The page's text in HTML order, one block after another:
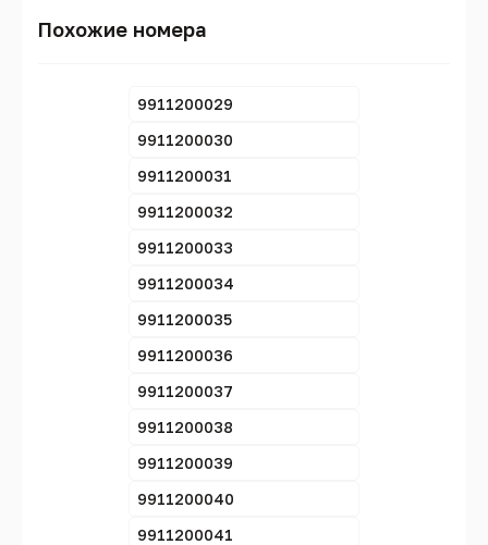
Похожие номера
9911200029
9911200030
9911200031
9911200032
9911200033
9911200034
9911200035
9911200036
9911200037
9911200038
9911200039
9911200040
9911200041